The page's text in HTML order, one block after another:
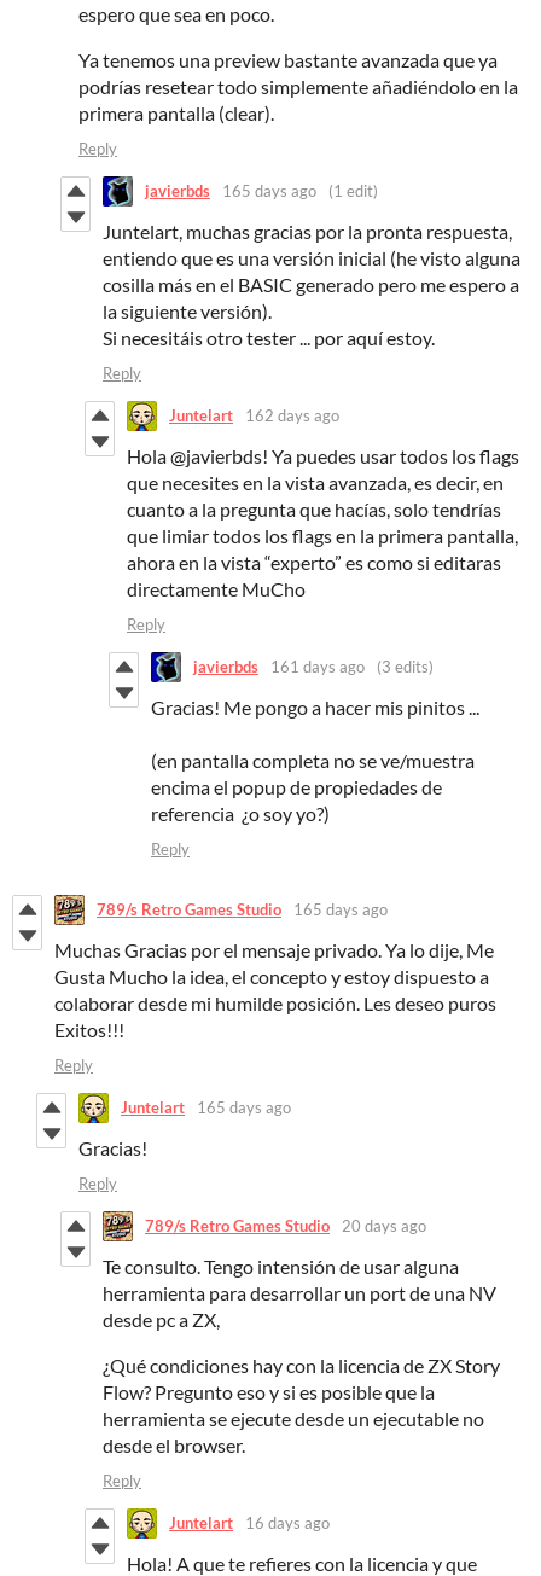
espero que sea en poco.
Ya tenemos una preview bastante avanzada que ya
podrías resetear todo simplemente añadiéndolo en la
primera pantalla (clear).
Reply
javierbds 165 days ago (1 edit)
Juntelart, muchas gracias por la pronta respuesta,
entiendo que es una versión inicial (he visto alguna
cosilla más en el BASIC generado pero me espero a
la siguiente versión).
Si necesitáis otro tester ... por aquí estoy.
Reply
Juntelart 162 days ago
Hola @javierbds! Ya puedes usar todos los flags
que necesites en la vista avanzada, es decir, en
cuanto a la pregunta que hacías, solo tendrías
que limiar todos los flags en la primera pantalla,
ahora en la vista “experto” es como si editaras
directamente MuCho
Reply
javierbds 161 days ago (3 edits)
Gracias! Me pongo a hacer mis pinitos ...
(en pantalla completa no se ve/muestra
encima el popup de propiedades de
referencia ¿o soy yo?)
Reply
789/s Retro Games Studio 165 days ago
Muchas Gracias por el mensaje privado. Ya lo dije, Me
Gusta Mucho la idea, el concepto y estoy dispuesto a
colaborar desde mi humilde posición. Les deseo puros
Exitos!!!
Reply
Juntelart 165 days ago
Gracias!
Reply
789/s Retro Games Studio 20 days ago
Te consulto. Tengo intensión de usar alguna
herramienta para desarrollar un port de una NV
desde pc a ZX,
¿Qué condiciones hay con la licencia de ZX Story
Flow? Pregunto eso y si es posible que la
herramienta se ejecute desde un ejecutable no
desde el browser.
Reply
Juntelart 16 days ago
Hola! A que te refieres con la licencia y que